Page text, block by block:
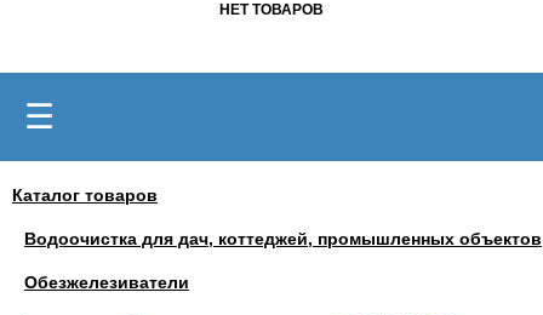
НЕТ ТОВАРОВ
☰
Каталог товаров
Водоочистка для дач, коттеджей, промышленных объектов
Обезжелезиватели